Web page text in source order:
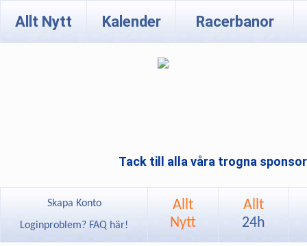
Allt Nytt Kalender Racerbanor
Tack till alla våra trogna
Skapa Konto
Loginproblem? FAQ här!
Allt
Nytt
Allt
24h